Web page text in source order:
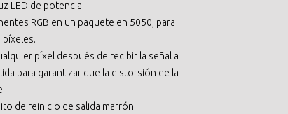
LED de potencia.
RGB en un paquete en 5050, para
píxel después de recibir la señal a
para garantizar que la distorsión de la
de reinicio de salida marrón.